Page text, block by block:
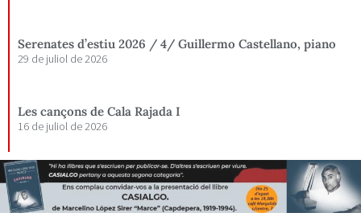
Serenates d’estiu 2026 / 4/ Guillermo Castellano, piano
29 de juliol de 2026
Les cançons de Cala Rajada I
16 de juliol de 2026